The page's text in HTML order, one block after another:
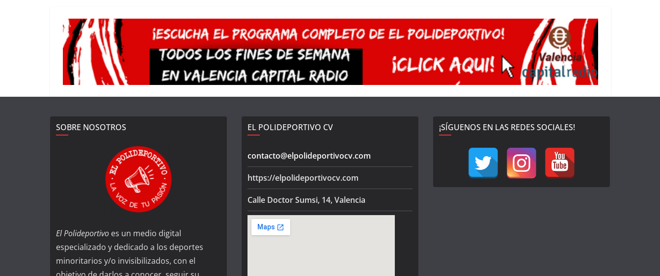
SOBRE NOSOTROS
El Polideportivo es un medio digital
especializado y dedicado a los deportes
minoritarios y/o invisibilizados, con el
EL POLIDEPORTIVO CV
contacto@elpolideportivocv.com
https://elpolideportivocv.com
Calle Doctor Sumsi, 14, Valencia
¡SÍGUENOS EN LAS REDES SOCIALES!